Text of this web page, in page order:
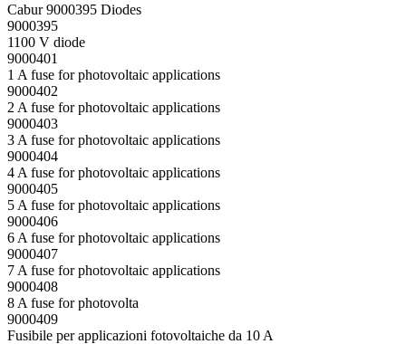
Cabur 9000395 Diodes
9000395
1100 V diode
9000401
1 A fuse for photovoltaic applications
9000402
2 A fuse for photovoltaic applications
9000403
3 A fuse for photovoltaic applications
9000404
4 A fuse for photovoltaic applications
9000405
5 A fuse for photovoltaic applications
9000406
6 A fuse for photovoltaic applications
9000407
7 A fuse for photovoltaic applications
9000408
8 A fuse for photovolta
9000409
Fusibile per applicazioni fotovoltaiche da 10 A